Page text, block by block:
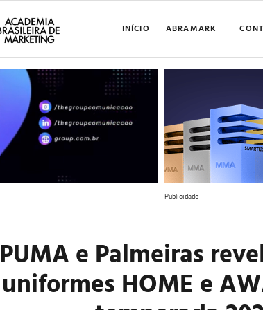
INÍCIO ABRAMARK
Publicidade
PUMA e Palmeiras
uniformes HOME e